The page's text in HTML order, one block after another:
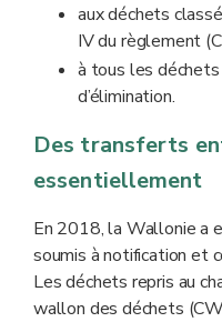
aux déchets
IV du règlement
à tous les
d’élimination.
Des transferts
essentiellement
En 2018, la Wallonie a
soumis à notification et
Les déchets repris au
wallon des déchets